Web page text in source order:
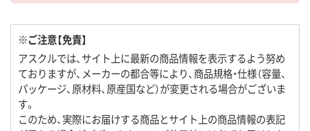
※ご注意【免責】
アスクルでは、サイト上に最新の商品情報を表示するよう努め
ておりますが、メーカーの都合等により、商品規格・仕様（容量、
パッケージ、原材料、原産国など）が変更される場合がございま
す。
このため、実際にお届けする商品とサイト上の商品情報の表記